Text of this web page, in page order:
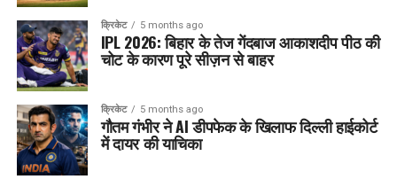
क्रिकेट 5 months ago
IPL 2026: बिहार के तेज गेंदबाज आकाशदीप पीठ की
चोट के कारण पूरे सीज़न से बाहर
क्रिकेट 5 months ago
गौतम गंभीर ने AI डीपफेक के खिलाफ दिल्ली हाईकोर्ट
में दायर की याचिका